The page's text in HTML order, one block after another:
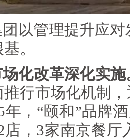
以管理提升应
。
化改革深化实施
推行市场化机制
年，“颐和”品牌
店，3家南京餐厅